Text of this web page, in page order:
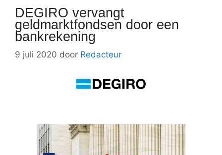
DEGIRO vervangt
geldmarktfondsen door een
bankrekening
9 juli 2020 door Redacteur